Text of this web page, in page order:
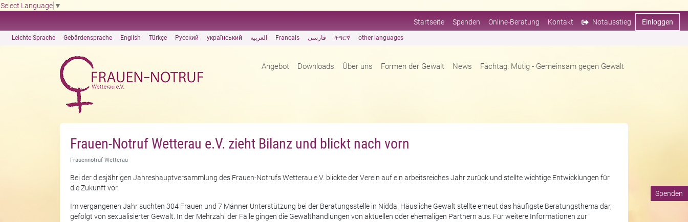
Select Language ▼
Startseite
Spenden Online-Beratung Kontakt Notausstieg Einloggen
Leichte Sprache Gebärdensprache English Türkçe Русский український العربية Francais فارسی ትግርኛ other languages
Angebot Downloads Über uns Formen der Gewalt News Fachtag: Mutig - Gemeinsam gegen Gewalt
Frauen-Notruf Wetterau e.V. zieht Bilanz und blickt nach vorn
Frauennotruf Wetterau
Bei der diesjährigen Jahreshauptversammlung des Frauen-Notrufs Wetterau e.V. blickte der Verein auf ein arbeitsreiches Jahr zurück und stellte wichtige Entwicklungen für
die Zukunft vor.
Im vergangenen Jahr suchten 304 Frauen und 7 Männer Unterstützung bei der Beratungsstelle in Nidda. Häusliche Gewalt stellte erneut das häufigste Beratungsthema dar,
gefolgt von sexualisierter Gewalt. In der Mehrzahl der Fälle gingen die Gewalthandlungen von aktuellen oder ehemaligen Partnern aus. Für weitere Informationen zur
Spenden